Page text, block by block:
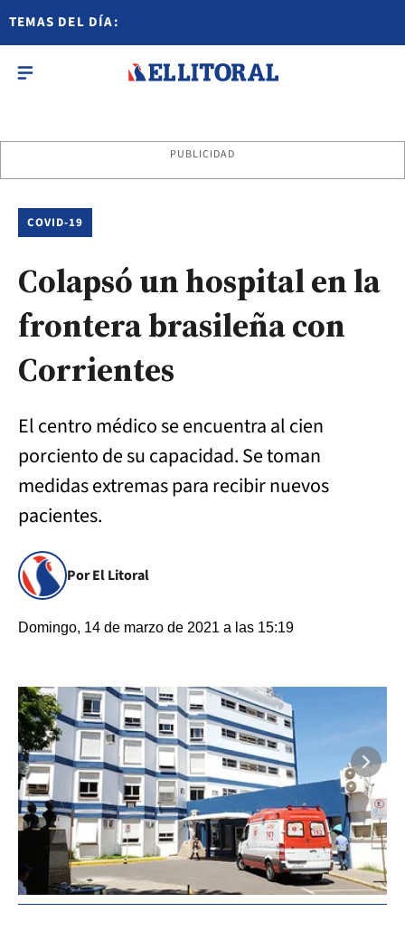
TEMAS DEL DÍA:
PUBLICIDAD
COVID-19
Colapsó un hospital en la
frontera brasileña con
Corrientes
El centro médico se encuentra al cien
porciento de su capacidad. Se toman
medidas extremas para recibir nuevos
pacientes.
Por El Litoral
Domingo, 14 de marzo de 2021 a las 15:19